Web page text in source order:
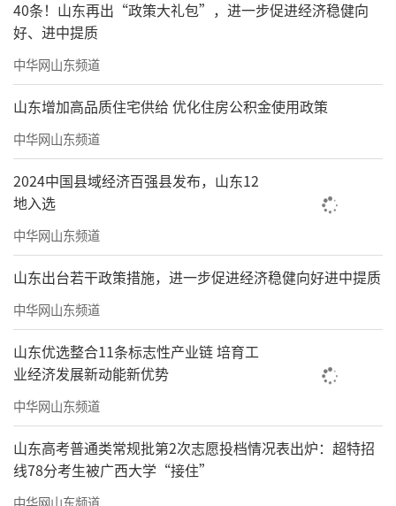
40条！山东再出“政策大礼包”，进一步促进经济稳健向
好、进中提质
中华网山东频道
山东增加高品质住宅供给 优化住房公积金使用政策
中华网山东频道
2024中国县域经济百强县发布，山东12
地入选
中华网山东频道
山东出台若干政策措施，进一步促进经济稳健向好进中提质
中华网山东频道
山东优选整合11条标志性产业链 培育工
业经济发展新动能新优势
中华网山东频道
山东高考普通类常规批第2次志愿投档情况表出炉：超特招
线78分考生被广西大学“接住”
中华网山东频道